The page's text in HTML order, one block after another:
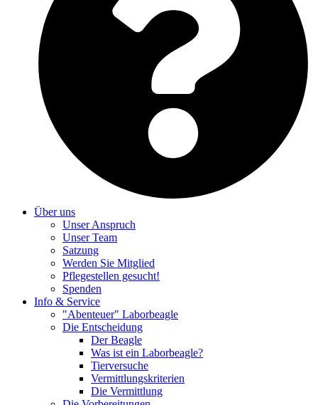
Über uns
Unser Anspruch
Unser Team
Satzung
Werden Sie Mitglied
Pflegestellen gesucht!
Spenden
Info & Service
"Abenteuer" Laborbeagle
Die Entscheidung
Der Beagle
Was ist ein Laborbeagle?
Tierversuche
Vermittlungskriterien
Die Vermittlung